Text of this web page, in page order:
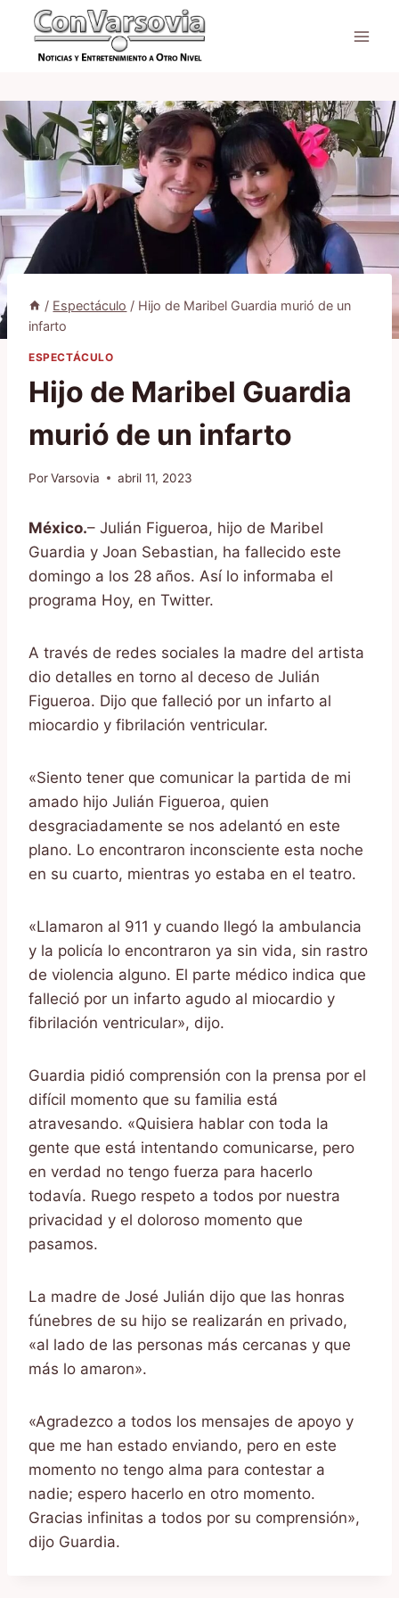
Saltar
contenido
/ Espectáculo / Hijo de Maribel Guardia murió de un
infarto
ESPECTÁCULO
Hijo de Maribel Guardia
murió de un infarto
PorVarsovia abril 11, 2023
México.– Julián Figueroa, hijo de Maribel
Guardia y Joan Sebastian, ha fallecido este
domingo a los 28 años. Así lo informaba el
programa Hoy, en Twitter.
A través de redes sociales la madre del artista
dio detalles en torno al deceso de Julián
Figueroa. Dijo que falleció por un infarto al
miocardio y fibrilación ventricular.
«Siento tener que comunicar la partida de mi
amado hijo Julián Figueroa, quien
desgraciadamente se nos adelantó en este
plano. Lo encontraron inconsciente esta noche
en su cuarto, mientras yo estaba en el teatro.
«Llamaron al 911 y cuando llegó la ambulancia
y la policía lo encontraron ya sin vida, sin rastro
de violencia alguno. El parte médico indica que
falleció por un infarto agudo al miocardio y
fibrilación ventricular», dijo.
Guardia pidió comprensión con la prensa por el
difícil momento que su familia está
atravesando. «Quisiera hablar con toda la
gente que está intentando comunicarse, pero
en verdad no tengo fuerza para hacerlo
todavía. Ruego respeto a todos por nuestra
privacidad y el doloroso momento que
pasamos.
La madre de José Julián dijo que las honras
fúnebres de su hijo se realizarán en privado,
«al lado de las personas más cercanas y que
más lo amaron».
«Agradezco a todos los mensajes de apoyo y
que me han estado enviando, pero en este
momento no tengo alma para contestar a
nadie; espero hacerlo en otro momento.
Gracias infinitas a todos por su comprensión»,
dijo Guardia.